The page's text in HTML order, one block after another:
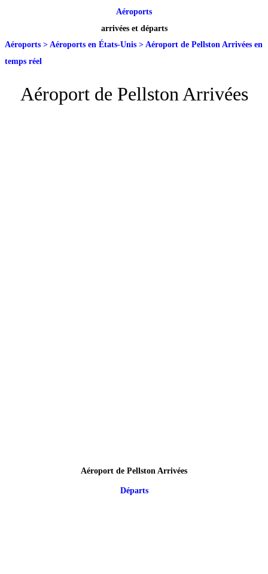
Aéroports
arrivées et départs
Aéroports > Aéroports en États-Unis > Aéroport de Pellston Arrivées en
temps réel
Aéroport de Pellston Arrivées
Aéroport de Pellston Arrivées
Départs